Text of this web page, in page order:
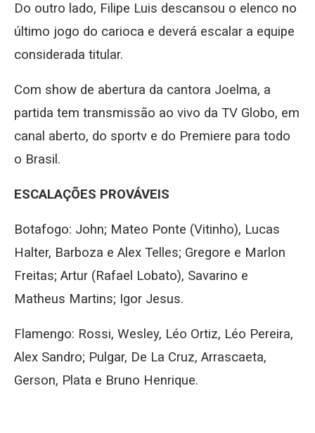
Do outro lado, Filipe Luis descansou o elenco no
último jogo do carioca e deverá escalar a equipe
considerada titular.
Com show de abertura da cantora Joelma, a
partida tem transmissão ao vivo da TV Globo, em
canal aberto, do sportv e do Premiere para todo
o Brasil.
ESCALAÇÕES PROVÁVEIS
Botafogo: John; Mateo Ponte (Vitinho), Lucas
Halter, Barboza e Alex Telles; Gregore e Marlon
Freitas; Artur (Rafael Lobato), Savarino e
Matheus Martins; Igor Jesus.
Flamengo: Rossi, Wesley, Léo Ortiz, Léo Pereira,
Alex Sandro; Pulgar, De La Cruz, Arrascaeta,
Gerson, Plata e Bruno Henrique.